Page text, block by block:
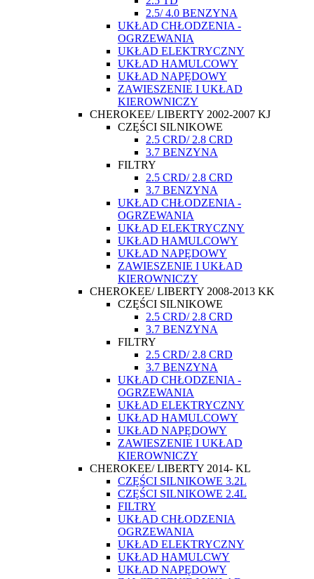
2.5/ 4.0 BENZYNA
UKŁAD CHŁODZENIA -
OGRZEWANIA
UKŁAD ELEKTRYCZNY
UKŁAD HAMULCOWY
UKŁAD NAPĘDOWY
ZAWIESZENIE I UKŁAD
KIEROWNICZY
CHEROKEE/ LIBERTY 2002-2007 KJ
CZĘŚCI SILNIKOWE
2.5 CRD/ 2.8 CRD
3.7 BENZYNA
FILTRY
2.5 CRD/ 2.8 CRD
3.7 BENZYNA
UKŁAD CHŁODZENIA -
OGRZEWANIA
UKŁAD ELEKTRYCZNY
UKŁAD HAMULCOWY
UKŁAD NAPĘDOWY
ZAWIESZENIE I UKŁAD
KIEROWNICZY
CHEROKEE/ LIBERTY 2008-2013 KK
CZĘŚCI SILNIKOWE
2.5 CRD/ 2.8 CRD
3.7 BENZYNA
FILTRY
2.5 CRD/ 2.8 CRD
3.7 BENZYNA
UKŁAD CHŁODZENIA -
OGRZEWANIA
UKŁAD ELEKTRYCZNY
UKŁAD HAMULCOWY
UKŁAD NAPĘDOWY
ZAWIESZENIE I UKŁAD
KIEROWNICZY
CHEROKEE/ LIBERTY 2014- KL
CZĘŚCI SILNIKOWE 3.2L
CZĘŚCI SILNIKOWE 2.4L
FILTRY
UKŁAD CHŁODZENIA
OGRZEWANIA
UKŁAD ELEKTRYCZNY
UKŁAD HAMULCWY
UKŁAD NAPĘDOWY